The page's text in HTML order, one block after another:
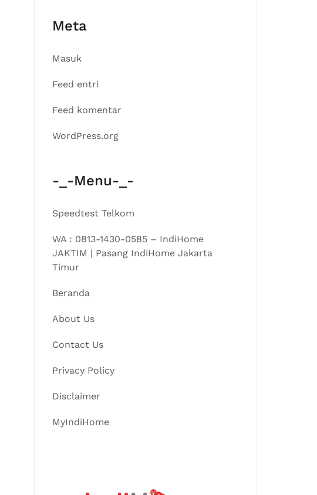
Meta
Masuk
Feed entri
Feed komentar
WordPress.org
-_-Menu-_-
Speedtest Telkom
WA : 0813-1430-0585 – IndiHome
JAKTIM | Pasang IndiHome Jakarta
Timur
Beranda
About Us
Contact Us
Privacy Policy
Disclaimer
MyIndiHome